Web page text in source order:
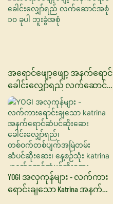
အရောင်ဖျော့ဖျော့ အနက်ရောင်
ခေါင်းလျှော်ရည် လက်ဆောင်
အစုံ ၁၀ ခုပါ ဘူးခွံအစုံ
YOGI အလှကုန်များ - လက်ကား
ရောင်းချသော Katrina အနက်